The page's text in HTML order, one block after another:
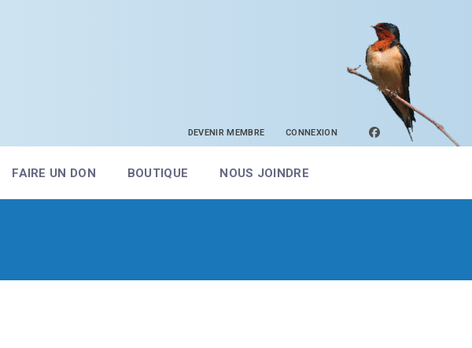
DEVENIR MEMBRE CONNEXION facebook
FAIRE UN DON BOUTIQUE NOUS JOINDRE